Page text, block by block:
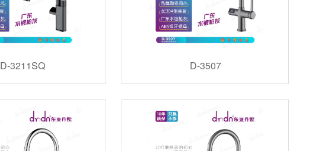
D-3211SQ D-3507